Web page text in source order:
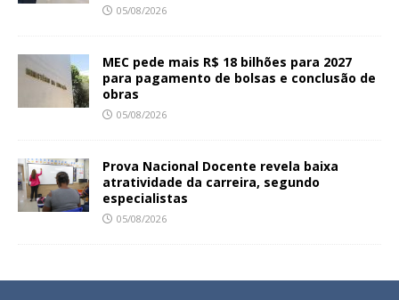
05/08/2026
MEC pede mais R$ 18 bilhões para 2027
para pagamento de bolsas e conclusão de
obras
05/08/2026
Prova Nacional Docente revela baixa
atratividade da carreira, segundo
especialistas
05/08/2026